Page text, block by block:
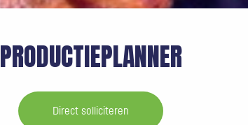
PRODUCTIEPLANNER
Direct solliciteren